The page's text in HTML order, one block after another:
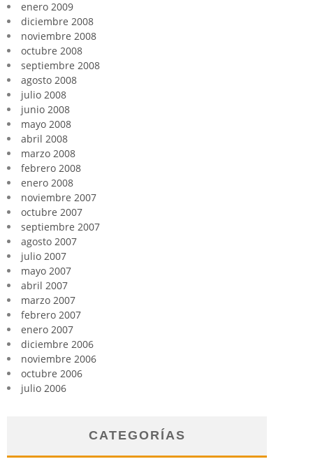
enero 2009
diciembre 2008
noviembre 2008
octubre 2008
septiembre 2008
agosto 2008
julio 2008
junio 2008
mayo 2008
abril 2008
marzo 2008
febrero 2008
enero 2008
noviembre 2007
octubre 2007
septiembre 2007
agosto 2007
julio 2007
mayo 2007
abril 2007
marzo 2007
febrero 2007
enero 2007
diciembre 2006
noviembre 2006
octubre 2006
julio 2006
CATEGORÍAS